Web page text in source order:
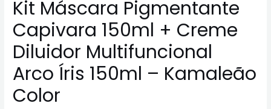
Kit Máscara Pigmentante
Capivara 150ml + Creme
Diluidor Multifuncional
Arco Íris 150ml – Kamaleão
Color